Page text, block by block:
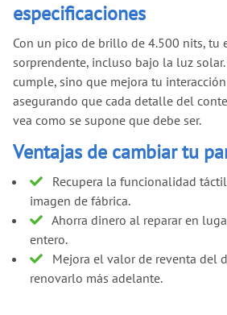
especificaciones
Con un pico de brillo de 4.500 nits, tu
sorprendente, incluso bajo la luz
cumple, sino que mejora tu
asegurando que cada detalle del
vea como se supone que debe ser.
Ventajas de cambiar tu
Recupera la funcionalidad
imagen de fábrica.
Ahorra dinero al reparar en
entero.
Mejora el valor de reventa del
renovarlo más adelante.